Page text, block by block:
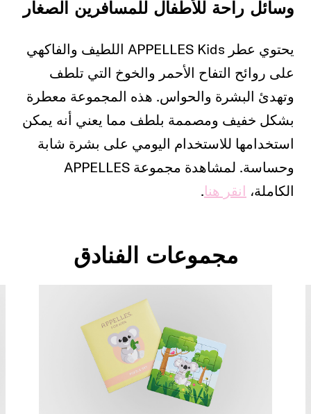
وسائل راحة للأطفال للمسافرين الصغار
يحتوي عطر APPELLES Kids اللطيف والفاكهي
على روائح التفاح الأحمر والخوخ التي تلطف
وتهدئ البشرة والحواس. هذه المجموعة معطرة
بشكل خفيف ومصممة بلطف مما يعني أنه يمكن
استخدامها للاستخدام اليومي على بشرة شابة
وحساسة. لمشاهدة مجموعة APPELLES
الكاملة، انقر هنا.
مجموعات الفنادق